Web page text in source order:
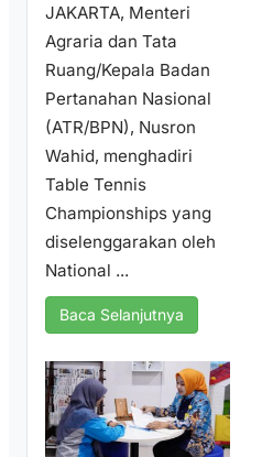
JAKARTA, Menteri
Agraria dan Tata
Ruang/Kepala Badan
Pertanahan Nasional
(ATR/BPN), Nusron
Wahid, menghadiri
Table Tennis
Championships yang
diselenggarakan oleh
National ...
Baca Selanjutnya